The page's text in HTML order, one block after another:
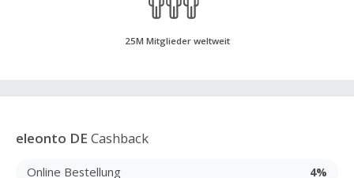
25M Mitglieder weltweit
eleonto DE Cashback
Online Bestellung 4%